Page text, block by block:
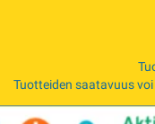
Tuotteiden saatavuus